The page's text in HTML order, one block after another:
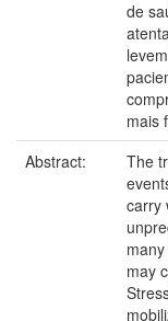
de
mais
Abstract:
The
carry
may